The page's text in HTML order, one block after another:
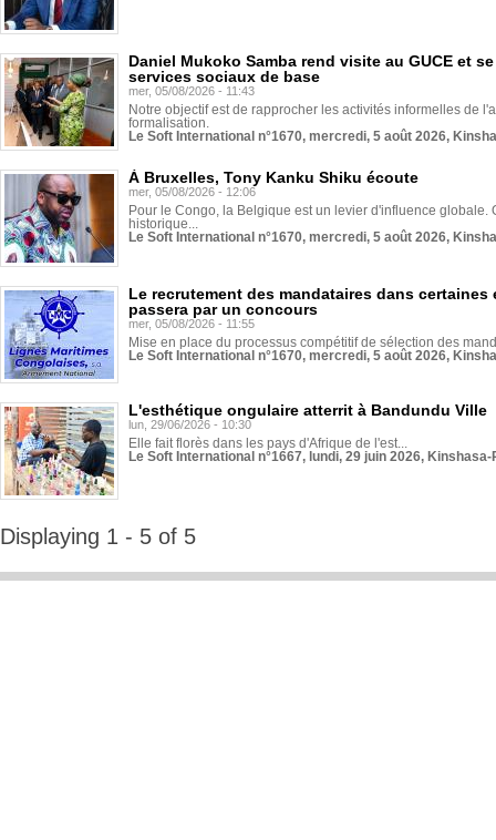
Daniel Mukoko Samba rend visite au GUCE et
services sociaux de base
mer, 05/08/2026 - 11:43
Notre objectif est de rapprocher les activités informelles de
formalisation.
Le Soft International n°1670, mercredi, 5 août 2026,
À Bruxelles, Tony Kanku Shiku écoute
mer, 05/08/2026 - 12:06
Pour le Congo, la Belgique est un levier d'influence globale.
historique...
Le Soft International n°1670, mercredi, 5 août 2026,
Le recrutement des mandataires dans
passera par un concours
mer, 05/08/2026 - 11:55
Mise en place du processus compétitif de sélection des
Le Soft International n°1670, mercredi, 5 août 2026,
L'esthétique ongulaire atterrit à Bandundu Ville
lun, 29/06/2026 - 10:30
Elle fait florès dans les pays d'Afrique de l'est...
Le Soft International n°1667, lundi, 29 juin 2026,
Displaying 1 - 5 of 5